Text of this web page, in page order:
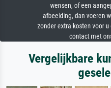
wensen, of een
afbeelding, dan voeren
zonder extra kosten voor
contact met
Vergelijkbare